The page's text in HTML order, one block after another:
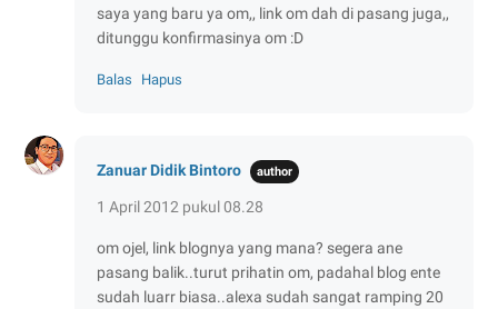
saya yang baru ya om,, link om dah di pasang juga,,
ditunggu konfirmasinya om :D
Balas Hapus
Zanuar Didik Bintoro
1 April 2012 pukul 08.28
om ojel, link blognya yang mana? segera ane
pasang balik..turut prihatin om, padahal blog ente
sudah luarr biasa..alexa sudah sangat ramping 20